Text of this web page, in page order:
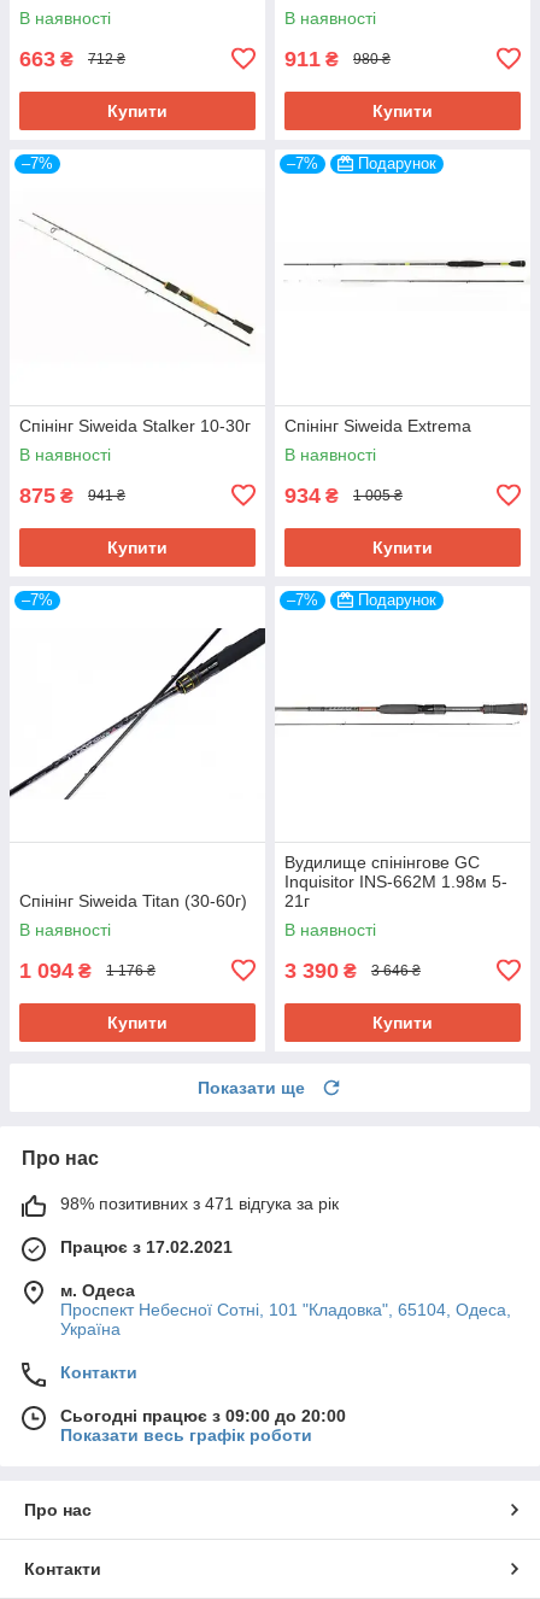
В наявності
663 ₴ 712 ₴
Купити
В наявності
911 ₴ 980 ₴
Купити
–7%
Спінінг Siweida Stalker 10-30г
В наявності
875 ₴ 941 ₴
Купити
–7% Подарунок
Спінінг Siweida Extrema
В наявності
934 ₴ 1 005 ₴
Купити
–7%
Спінінг Siweida Titan (30-60г)
В наявності
1 094 ₴ 1 176 ₴
Купити
–7% Подарунок
Вудилище спінінгове GC
Inquisitor INS-662M 1.98м 5-
21г
В наявності
3 390 ₴ 3 646 ₴
Купити
Показати ще
Про нас
98% позитивних з 471 відгука за рік
Працює з 17.02.2021
м. Одеса
Проспект Небесної Сотні, 101 "Кладовка", 65104, Одеса,
Україна
Контакти
Сьогодні працює з 09:00 до 20:00
Показати весь графік роботи
Про нас
Контакти